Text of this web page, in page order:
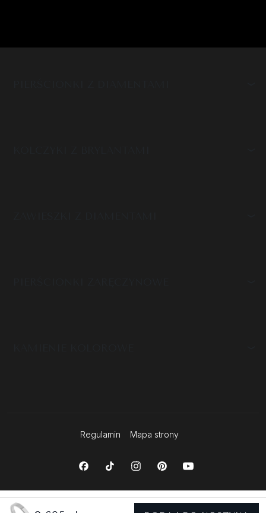
Regulamin Mapa strony